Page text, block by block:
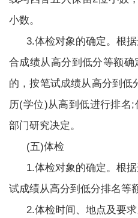
小数。
3.体检对象的确定。根
合成绩从高分到低分等额
的，按笔试成绩从高分到低
历(学位)从高到低进行排名
部门研究决定。
(五)体检
1.体检对象的确定。根
试成绩从高分到低分排名等
2.体检时间、地点及要求